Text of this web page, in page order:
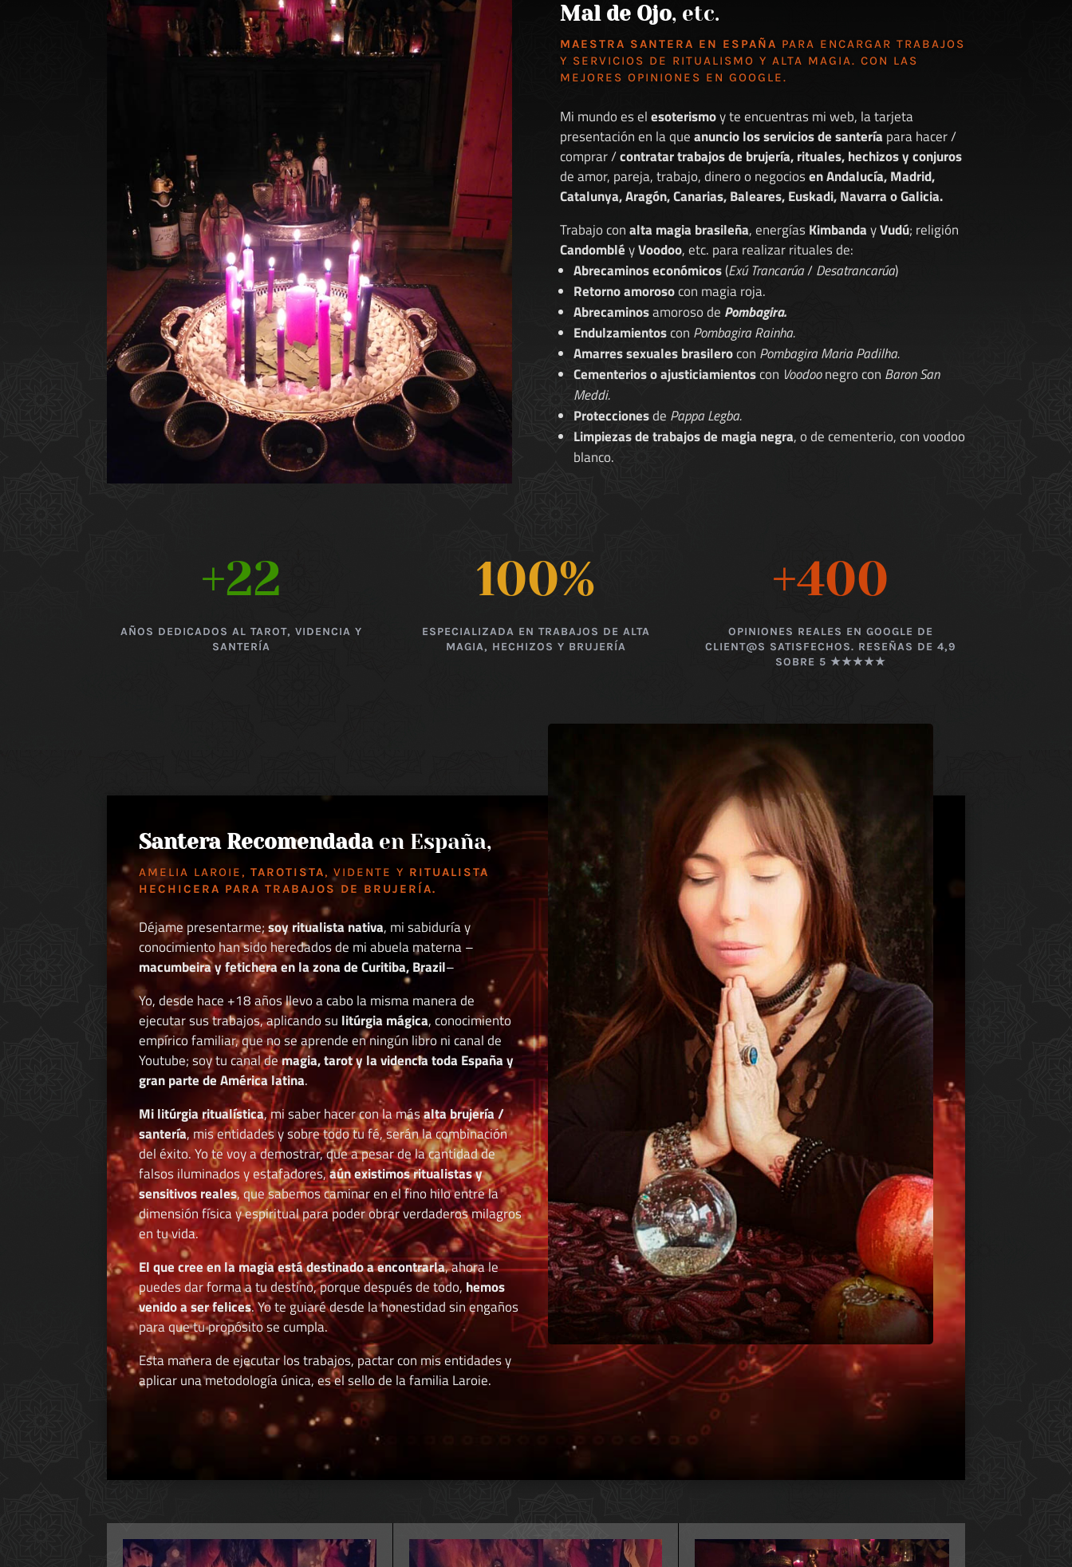
Mal de Ojo, etc.
MAESTRA SANTERA EN ESPAÑA PARA ENCARGAR TRABAJOS
Y SERVICIOS DE RITUALISMO Y ALTA MAGIA. CON LAS
MEJORES OPINIONES EN GOOGLE.
Mi mundo es elesoterismoy te encuentras mi web, la tarjeta
presentación en la queanuncio los servicios de santería para hacer /
comprar /contratar trabajos de brujería, rituales, hechizos y conjuros
de amor, pareja, trabajo, dinero o negociosen Andalucía, Madrid,
Catalunya, Aragón, Canarias, Baleares, Euskadi, Navarra o Galicia.
Trabajo conalta magia brasileña, energíasKimbandayVudú; religión
CandombléyVoodoo, etc. para realizar rituales de:
Abrecaminos económicos(Exú Trancarúa/Desatrancarúa)
Retorno amorosocon magia roja.
Abrecaminosamoroso de Pombagira.
Endulzamientoscon Pombagira Rainha.
Amarres sexuales brasilerocon Pombagira Maria Padilha.
Cementerios o ajusticiamientoscon Voodoonegro con Baron San
Meddi.
Proteccionesde Pappa Legba.
Limpiezas de trabajos de magia negra, o de cementerio, con voodoo
blanco.
+22
AÑOS DEDICADOS AL TAROT, VIDENCIA Y
SANTERÍA
100%
ESPECIALIZADA EN TRABAJOS DE ALTA
MAGIA, HECHIZOS Y BRUJERÍA
+400
OPINIONES REALES EN GOOGLE DE
CLIENT@S SATISFECHOS. RESEÑAS DE 4,9
SOBRE 5 ★★★★★
Santera Recomendadaen España,
AMELIA LAROIE,TAROTISTA, VIDENTE Y RITUALISTA
HECHICERA PARA TRABAJOS DE BRUJERÍA.
Déjame presentarme;soy ritualista nativa, mi sabiduría y
conocimiento han sido heredados de mi abuela materna –
macumbeira y fetichera en la zona de Curitiba, Brazil–
Yo, desde hace +18 años llevo a cabo la misma manera de
ejecutar sus trabajos, aplicando su litúrgia mágica, conocimiento
empírico familiar, que no se aprende en ningún libro ni canal de
Youtube; soy tu canal demagia, tarot y la videncia toda España y
gran parte de América latina.
Mi litúrgia ritualística, mi saber hacer con la másalta brujería /
santería, mis entidades y sobre todo tu fé, serán la combinación
del éxito. Yo te voy a demostrar, que a pesar de la cantidad de
falsos iluminados y estafadores,aún existimos ritualistas y
sensitivos reales, que sabemos caminar en el fino hilo entre la
dimensión física y espiritual para poder obrar verdaderos milagros
en tu vida.
El que cree en la magia está destinado a encontrarla, ahora le
puedes dar forma a tu destino, porque después de todo, hemos
venido a ser felices. Yo te guiaré desde la honestidad sin engaños
para que tu propósito se cumpla.
Esta manera de ejecutar los trabajos, pactar con mis entidades y
aplicar una metodología única, es el sello de la familia Laroie.